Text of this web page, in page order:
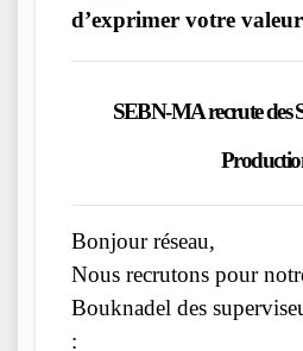
d’exprimer votre
SEBN-MA recrute des
Bonjour réseau,
Nous recrutons pour
Bouknadel des
: